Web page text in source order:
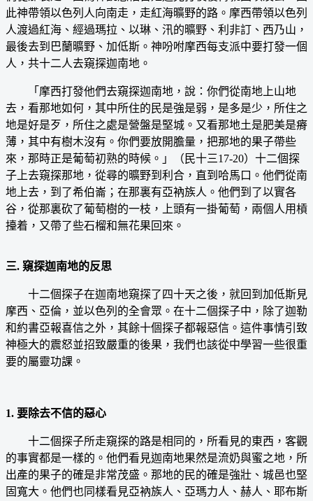
此神帶領以色列人向南走，走紅海曠野的路。摩西帶領以色列
人渡過紅海、經過瑪拉、以琳、汛的曠野、利非訂、西乃山，
最後去到巴蘭曠野、加低斯。神吩咐摩西每支派中要打發一個
人，共十二人去窺探迦南地。
「摩西打發他們去窺探迦南地，說：你們從南地上山地
去，看那地如何，其中所住的民是強是弱，是多是少，所住之
地是好是歹，所住之處是營盤是堅城。又看那地土是肥美是瘠
薄，其中有樹木沒有。你們要放開膽量，把那地的果子帶些
來，那時正是葡萄初熟的時候。」（民十三17-20）十二個探
子上去窺探那地，從尋的曠野到利合，直到哈馬口。他們從南
地上去，到了希伯崙；在那裏有亞衲族人。他們到了以實各
谷，從那裏砍了葡萄樹的一枝，上頭有一掛葡萄，兩個人用槓
擡着，又帶了些石榴和無花果回來。
三. 窺探迦南地的反思
十二個探子在迦南地窺探了四十天之後，就回到加低斯見
摩西、亞倫，並以色列的全會眾。在十二個探子中，除了迦勒
和約書亞報喜信之外，其餘十個探子都報惡信。這件事情引致
神極大的震怒並招致嚴重的後果，我們也該從中學習一些很重
要的屬靈功課。
1. 要除去不信的惡心
十二個探子所走窺探的路是相同的，所看見的東西，客觀
的事實都是一樣的。他們看見迦南地果然是流奶與蜜之地，所
出產的果子的確是非常茂盛。那地的民的確是強壯、城邑也堅
固寬大。他們也同樣看見亞衲族人、亞瑪力人、赫人、耶布斯